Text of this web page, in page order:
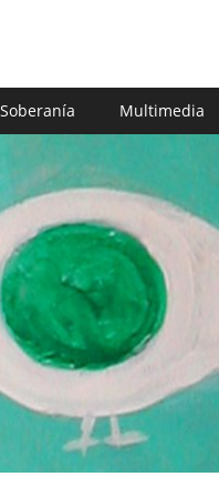
Soberanía Multimedia